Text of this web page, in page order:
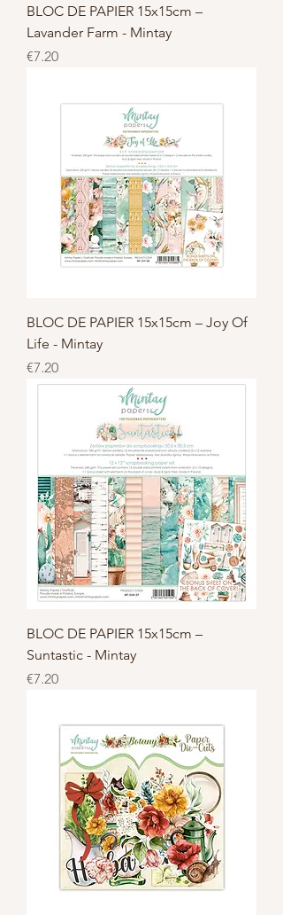
BLOC DE PAPIER 15x15cm –
Lavander Farm - Mintay
Price
€7.20
BLOC DE PAPIER 15x15cm – Joy Of
Life - Mintay
Price
€7.20
BLOC DE PAPIER 15x15cm –
Suntastic - Mintay
Price
€7.20